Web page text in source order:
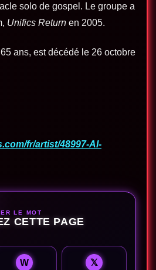
solo de gospel. Le groupe a
Unifics Return en 2005.
ans, est décédé le 26 octobre
fr/artist/48997-Al-
LE MOT
CETTE PAGE
W 𝕏